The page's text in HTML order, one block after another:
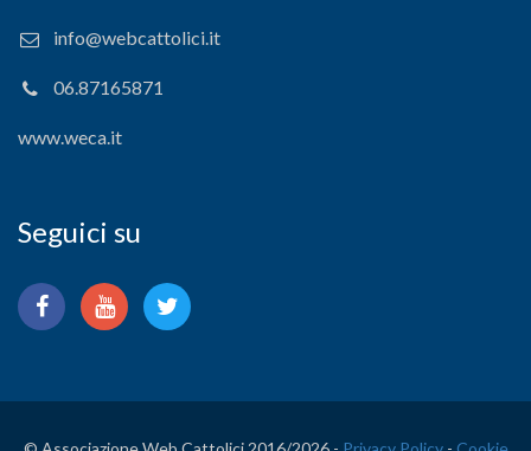
info@webcattolici.it
06.87165871
www.weca.it
Seguici su